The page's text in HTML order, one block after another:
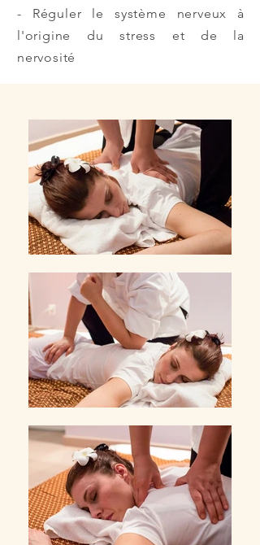
- Réguler le système nerveux à
l'origine du stress et de la
nervosité